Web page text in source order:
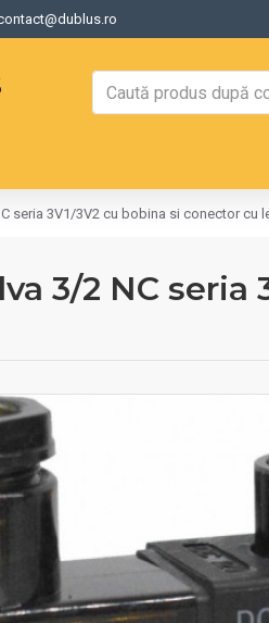
seria 3V1/3V2 cu bobina si conector cu
3/2 NC